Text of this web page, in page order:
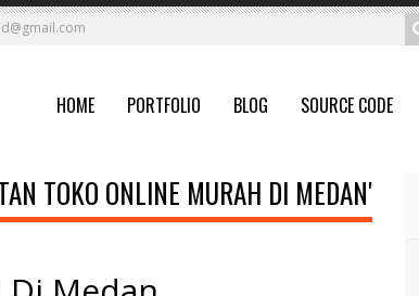
HOME PORTFOLIO BLOG SOURCE CODE
TOKO ONLINE MURAH DI MEDAN'